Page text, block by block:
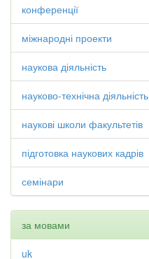
конференції
міжнародні проекти
наукова діяльність
науково-технічна діяльність
наукові школи факультетів
підготовка наукових кадрів
семінари
за мовами
uk